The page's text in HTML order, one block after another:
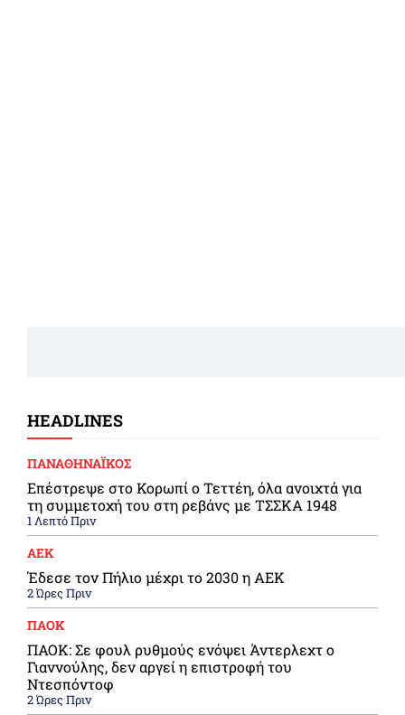
HEADLINES
ΠΑΝΑΘΗΝΑΪΚΟΣ
Επέστρεψε στο Κορωπί ο Τεττέη, όλα ανοιχτά για
τη συμμετοχή του στη ρεβάνς με ΤΣΣΚΑ 1948
1 Λεπτό Πριν
ΑΕΚ
Έδεσε τον Πήλιο μέχρι το 2030 η ΑΕΚ
2 Ώρες Πριν
ΠΑΟΚ
ΠΑΟΚ: Σε φουλ ρυθμούς ενόψει Άντερλεχτ ο
Γιαννούλης, δεν αργεί η επιστροφή του
Ντεσπόντοφ
2 Ώρες Πριν